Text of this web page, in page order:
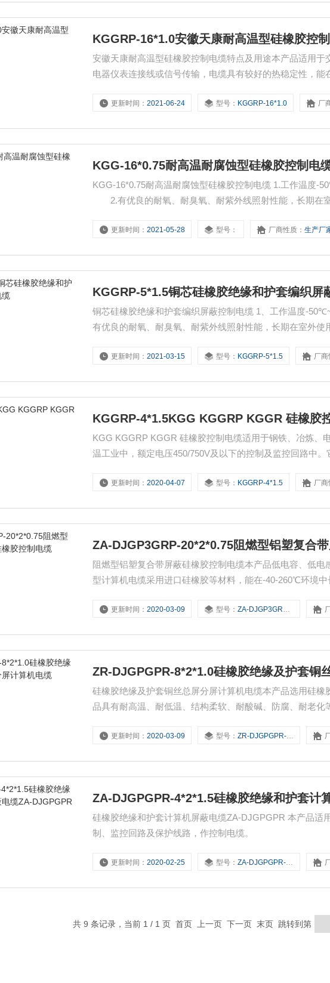
KGGRP-16*1.0安徽天康耐高温型硅橡胶控
安徽天康耐高温型硅橡胶控制电缆特点及用途本产品适用
电器仪表连接线或信号传输，电缆具有较好的热稳定性，
更新时间：2021-06-24 型号： KGGRP-16*1.0 厂
KGG-16*0.75耐高温耐腐蚀型硅橡胶控制电
KGG-16*0.75耐高温耐腐蚀型硅橡胶控制电缆 1.工作温度-
2.有优良的耐氧、耐臭氧、耐紫外线照射性能，长期
具有良好的 耐化学物质性能、耐燃料油及油类性能。
更新时间：2021-05-28 型号： 厂商性质：生产厂
KGGRP-5*1.5铜芯硅橡胶绝缘和护套编织屏
铜芯硅橡胶绝缘和护套编织屏蔽控制电缆 1、工作温度-
有优良的耐氧、耐臭氧、耐紫外线照射性能，长期在室外
耐化学物质性能、耐燃料油及油类性能。 5、无臭、无味、
更新时间：2021-03-15 型号： KGGRP-5*1.5 厂
KGGRP-4*1.5KGG KGGRP KGGR 硅橡胶
KGG KGGRP KGGR 硅橡胶控制电缆适用于钢铁、冶炼、
温工业中，额定电压450/750V及以下的控制及监控回路中
更新时间：2020-04-07 型号： KGGRP-4*1.5 厂
ZA-DJGP3GRP-20*2*0.75阻燃型铝塑复合
阻燃型铝塑复合带屏蔽硅橡胶控制电缆本产品低电容、低
型计算机电缆采用进口硅橡胶等材料，能在-40-260℃环境
更新时间：2020-03-09 型号：ZA-DJGP3GRP-20*2*0.75
ZR-DJGPGPR-8*2*1.0硅橡胶绝缘及护套铜
硅橡胶绝缘及护套铜丝总屏分屏计算机电缆本产品选用硅
品具有耐高温、耐低温、结构柔软、耐酸碱、防腐、耐老
更新时间：2020-03-09 型号：ZR-DJGPGPR-8*2*1.0
ZA-DJGPGPR-4*2*1.5硅橡胶绝缘和护套计
硅橡胶绝缘和护套计算机屏蔽电缆ZA-DJGPGPR 本产品适
制、监控回路及保护线路，作控制电缆。
更新时间：2020-02-25 型号：ZA-DJGPGPR-4*2*1.5
共 9 条记录，当前 1 / 1 页 首页 上一页 下一页 末页 跳转到第